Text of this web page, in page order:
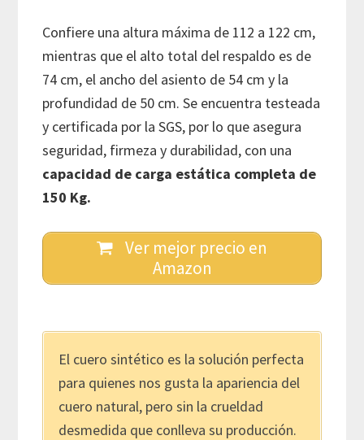
Confiere una altura máxima de 112 a 122 cm,
mientras que el alto total del respaldo es de
74 cm, el ancho del asiento de 54 cm y la
profundidad de 50 cm. Se encuentra testeada
y certificada por la SGS, por lo que asegura
seguridad, firmeza y durabilidad, con una
capacidad de carga estática completa de
150 Kg.
Ver mejor precio en
Amazon
El cuero sintético es la solución perfecta
para quienes nos gusta la apariencia del
cuero natural, pero sin la crueldad
desmedida que conlleva su producción.